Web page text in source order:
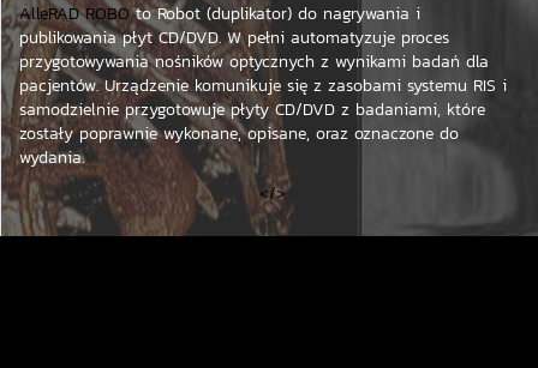
AlleRAD ROBOto Robot (duplikator) do nagrywania i
publikowania płyt CD/DVD. W pełni automatyzuje proces
przygotowywania nośników optycznych z wynikami badań dla
pacjentów. Urządzenie komunikuje się z zasobami systemu RIS i
samodzielnie przygotowuje płyty CD/DVD z badaniami, które
zostały poprawnie wykonane, opisane, oraz oznaczone do
wydania.
</>